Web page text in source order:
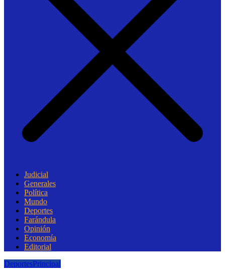
Judicial
Generales
Política
Mundo
Deportes
Farándula
Opinión
Economía
Editorial
DeportesPrincipal